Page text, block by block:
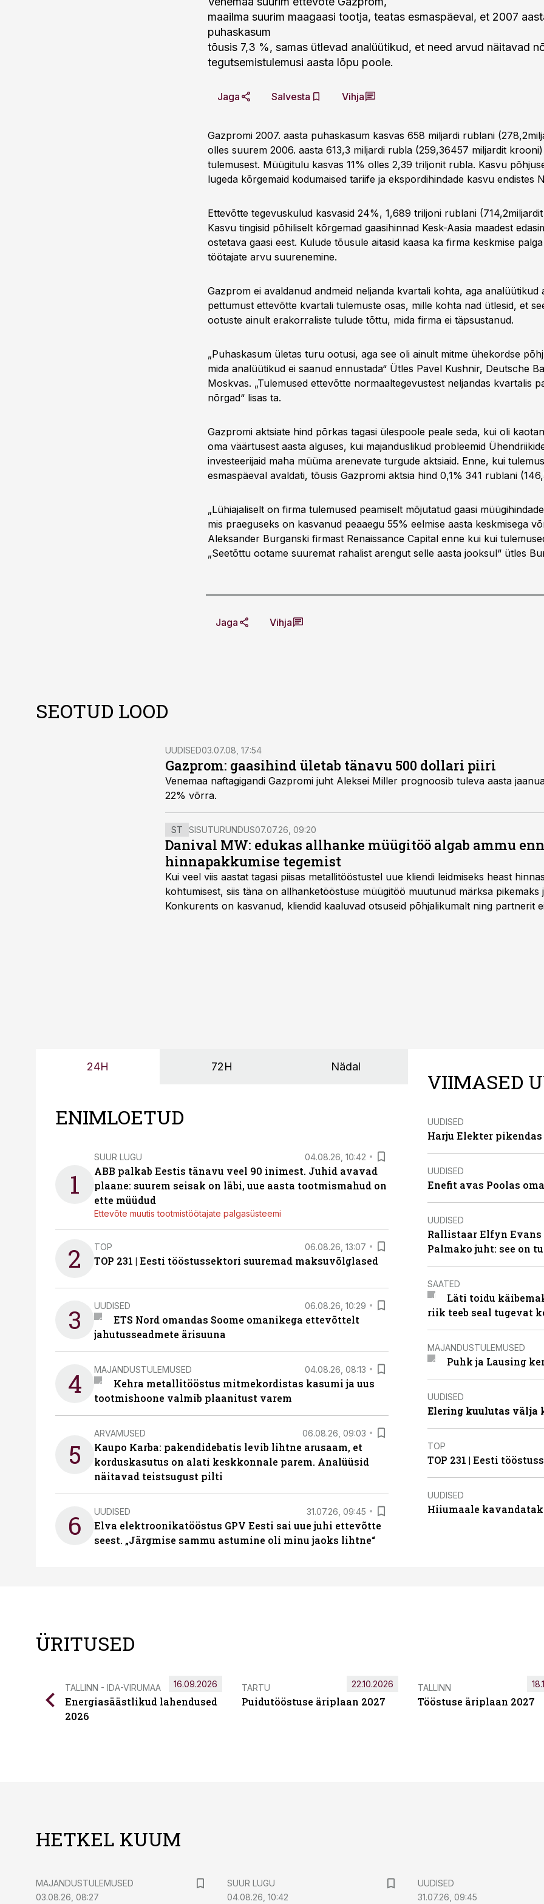
maailma suurim maagaasi tootja, teatas esmaspäeval, et 2007
puhaskasum
tõusis 7,3 %, samas ütlevad analüütikud, et need arvud näitavad
tegutsemistulemusi aasta lõpu poole.
Jaga Salvesta Vihja
Gazpromi 2007. aasta puhaskasum kasvas 658 miljardi rublani
olles suurem 2006. aasta 613,3 miljardi rubla (259,36457 miljardit
tulemusest. Müügitulu kasvas 11% olles 2,39 triljonit rubla. Kasvu
lugeda kõrgemaid kodumaised tariife ja ekspordihindade kasvu endistes
Ettevõtte tegevuskulud kasvasid 24%, 1,689 triljoni rublani
Kasvu tingisid põhiliselt kõrgemad gaasihinnad Kesk-Aasia maadest
ostetava gaasi eest. Kulude tõusule aitasid kaasa ka firma keskmise
töötajate arvu suurenemine.
Gazprom ei avaldanud andmeid neljanda kvartali kohta, aga analüütikud
pettumust ettevõtte kvartali tulemuste osas, mille kohta nad ütlesid, et
ootuste ainult erakorraliste tulude tõttu, mida firma ei täpsustanud.
„Puhaskasum ületas turu ootusi, aga see oli ainult mitme ühekordse
mida analüütikud ei saanud ennustada“ Ütles Pavel Kushnir, Deutsche
Moskvas. „Tulemused ettevõtte normaaltegevustest neljandas kvartalis
nõrgad“ lisas ta.
Gazpromi aktsiate hind põrkas tagasi ülespoole peale seda, kui oli
oma väärtusest aasta alguses, kui majanduslikud probleemid
investeerijaid maha müüma arenevate turgude aktsiaid. Enne, kui
esmaspäeval avaldati, tõusis Gazpromi aktsia hind 0,1% 341 rublani
„Lühiajaliselt on firma tulemused peamiselt mõjutatud gaasi
mis praeguseks on kasvanud peaaegu 55% eelmise aasta keskmisega
Aleksander Burganski firmast Renaissance Capital enne kui kui
„Seetõttu ootame suuremat rahalist arengut selle aasta jooksul“ ütles
Jaga Vihja
SEOTUD LOOD
UUDISED03.07.08, 17:54
Gazprom: gaasihind ületab tänavu 500 dollari piiri
Venemaa naftagigandi Gazpromi juht Aleksei Miller prognoosib tuleva aasta jaanuariks gaasi hinna tõusu
22% võrra.
ST SISUTURUNDUS07.07.26, 09:20
Danival MW: edukas allhanke müügitöö algab ammu
hinnapakkumise tegemist
Kui veel viis aastat tagasi piisas metallitööstustel uue kliendi leidmiseks heast
kohtumisest, siis täna on allhanketööstuse müügitöö muutunud märksa pikemaks
Konkurents on kasvanud, kliendid kaaluvad otsuseid põhjalikumalt ning partnerit
24H 72H Nädal
ENIMLOETUD
1
SUUR LUGU 04.08.26, 10:42
ABB palkab Eestis tänavu veel 90 inimest. Juhid avavad
plaane: suurem seisak on läbi, uue aasta tootmismahud on
ette müüdud
Ettevõte muutis tootmistöötajate palgasüsteemi
2 TOP 06.08.26, 13:07
TOP 231 | Eesti tööstussektori suuremad maksuvõlglased
3 UUDISED 06.08.26, 10:29
ETS Nord omandas Soome omanikega ettevõttelt
jahutusseadmete ärisuuna
4 MAJANDUSTULEMUSED 04.08.26, 08:13
Kehra metallitööstus mitmekordistas kasumi ja uus
tootmishoone valmib plaanitust varem
5
ARVAMUSED 06.08.26, 09:03
Kaupo Karba: pakendidebatis levib lihtne arusaam, et
korduskasutus on alati keskkonnale parem. Analüüsid
näitavad teistsugust pilti
6 UUDISED 31.07.26, 09:45
Elva elektroonikatööstus GPV Eesti sai uue juhi ettevõtte
seest. „Järgmise sammu astumine oli minu jaoks lihtne“
VIIMASED
UUDISED
Harju Elekter
UUDISED
Enefit avas Poolas
UUDISED
Rallistaar Elfyn
Palmako juht: see on
SAATED
Läti toidu
riik teeb seal tugevat
MAJANDUSTULEMUSED
Puhk ja Lausing
UUDISED
Elering kuulutas
TOP
TOP 231 | Eesti
UUDISED
Hiiumaale
ÜRITUSED
TALLINN - IDA-VIRUMAA
Energiasäästlikud lahendused
2026
16.09.2026 TARTU
Puidutööstuse äriplaan 2027
22.10.2026 TALLINN
Tööstuse äriplaan 2027
HETKEL KUUM
MAJANDUSTULEMUSED
03.08.26, 08:27
SUUR LUGU
04.08.26, 10:42
UUDISED
31.07.26, 09:45